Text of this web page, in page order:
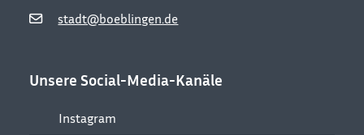
stadt@boeblingen.de
Unsere Social-Media-Kanäle
Instagram